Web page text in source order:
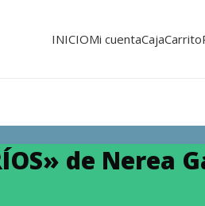
INICIOMi cuentaCajaCarrito
de Nerea